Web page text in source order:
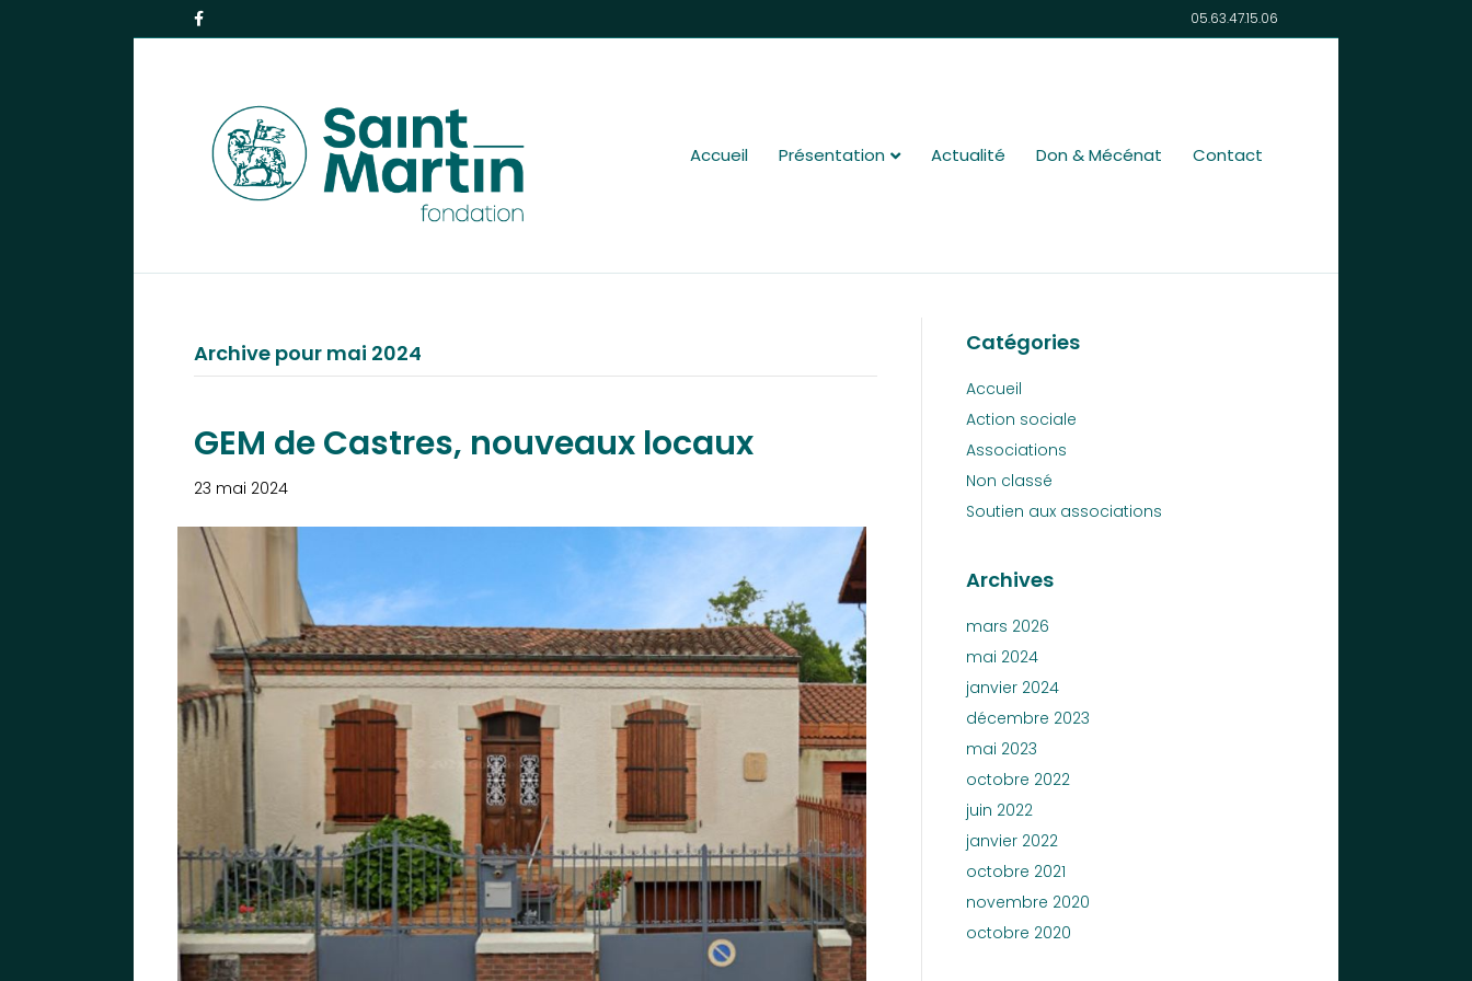
F
a
c
05.63.47.15.06
Accueil Présentation Actualité Don & Mécénat Contact
Archive pour mai 2024
GEM de Castres, nouveaux locaux
23 mai 2024
Catégories
Accueil
Action sociale
Associations
Non classé
Soutien aux associations
Archives
mars 2026
mai 2024
janvier 2024
décembre 2023
mai 2023
octobre 2022
juin 2022
janvier 2022
octobre 2021
novembre 2020
octobre 2020